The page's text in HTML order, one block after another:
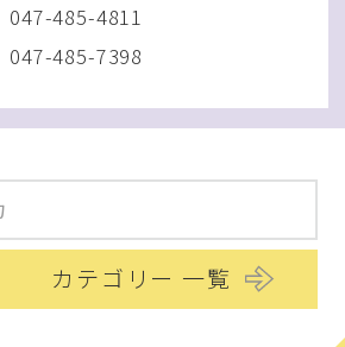
047-485-4811
047-485-7398
カテゴリー 一覧